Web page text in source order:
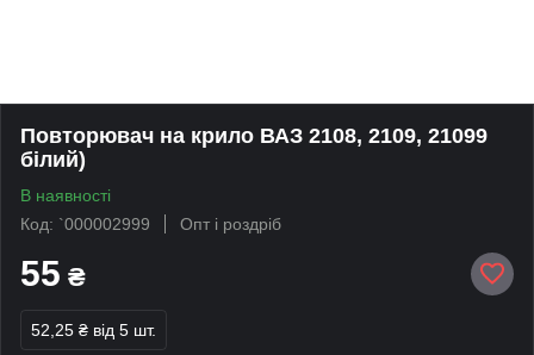
Повторювач на крило ВАЗ 2108, 2109, 21099
білий)
В наявності
Код: `000002999
Опт і роздріб
55 ₴
52,25 ₴ від 5 шт.